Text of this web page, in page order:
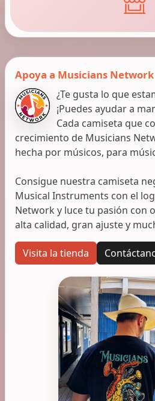
Apoya a Musicians
¿Te gusta lo que
¡Puedes ayudar a
Cada camiseta que
crecimiento de Musicians
hecha por músicos, para
Consigue nuestra camiseta
Musical Instruments con el
Network y luce tu pasión con
alta calidad, gran ajuste y
Visita la tienda